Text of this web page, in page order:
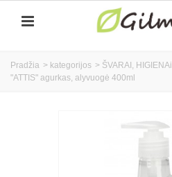
Pradžia > kategorijos > ŠVARAI, HIGIENAi
"ATTIS" agurkas, alyvuogė 400ml